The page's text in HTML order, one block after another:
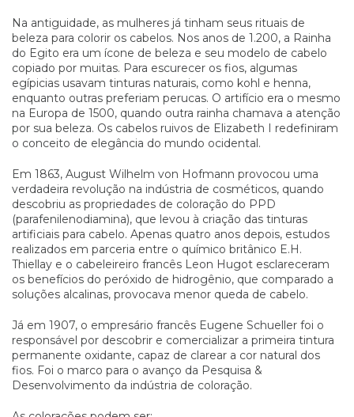
Na antiguidade, as mulheres já tinham seus rituais de
beleza para colorir os cabelos. Nos anos de 1.200, a Rainha
do Egito era um ícone de beleza e seu modelo de cabelo
copiado por muitas. Para escurecer os fios, algumas
egípicias usavam tinturas naturais, como kohl e henna,
enquanto outras preferiam perucas. O artifício era o mesmo
na Europa de 1500, quando outra rainha chamava a atenção
por sua beleza. Os cabelos ruivos de Elizabeth I redefiniram
o conceito de elegância do mundo ocidental.
Em 1863, August Wilhelm von Hofmann provocou uma
verdadeira revolução na indústria de cosméticos, quando
descobriu as propriedades de coloração do PPD
(parafenilenodiamina), que levou à criação das tinturas
artificiais para cabelo. Apenas quatro anos depois, estudos
realizados em parceria entre o químico britânico E.H.
Thiellay e o cabeleireiro francês Leon Hugot esclareceram
os benefícios do peróxido de hidrogênio, que comparado a
soluções alcalinas, provocava menor queda de cabelo.
Já em 1907, o empresário francês Eugene Schueller foi o
responsável por descobrir e comercializar a primeira tintura
permanente oxidante, capaz de clarear a cor natural dos
fios. Foi o marco para o avanço da Pesquisa &
Desenvolvimento da indústria de coloração.